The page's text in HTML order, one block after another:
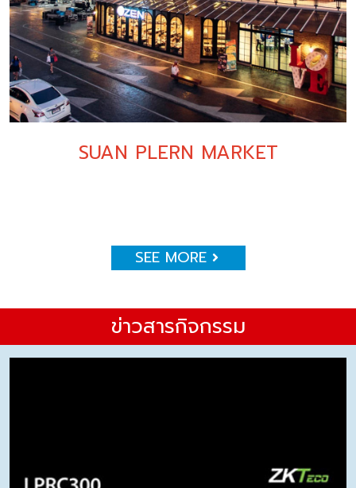
SUAN PLERN MARKET
SEE MORE
ข่าวสารกิจกรรม